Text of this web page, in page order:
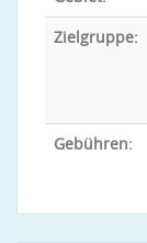
Zielgruppe:
Gebühren: